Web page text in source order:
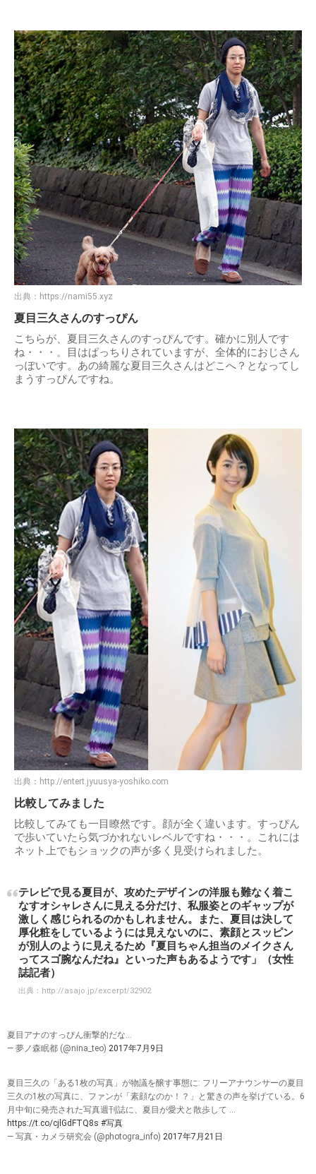
出典： https://nami55.xyz
夏目三久さんのすっぴん
こちらが、夏目三久さんのすっぴんです。確かに別人です
ね・・・。目はぱっちりされていますが、全体的におじさん
っぽいです。あの綺麗な夏目三久さんはどこへ？となってし
まうすっぴんですね。
出典： http://entert.jyuusya-yoshiko.com
比較してみました
比較してみても一目瞭然です。顔が全く違います。すっぴん
で歩いていたら気づかれないレベルですね・・・。これには
ネット上でもショックの声が多く見受けられました。
テレビで見る夏目が、攻めたデザインの洋服も難なく着こ
なすオシャレさんに見える分だけ、私服姿とのギャップが
激しく感じられるのかもしれません。また、夏目は決して
厚化粧をしているようには見えないのに、素顔とスッピン
が別人のように見えるため『夏目ちゃん担当のメイクさん
ってスゴ腕なんだね』といった声もあるようです」（女性
誌記者）
出典： http://asajo.jp/excerpt/32902
夏目アナのすっぴん衝撃的だな…
— 夢ノ森眠都 (@nina_teo) 2017年7月9日
夏目三久の「ある1枚の写真」が物議を醸す事態に: フリーアナウンサーの夏目
三久の1枚の写真に、ファンが「素顔なのか！？」と驚きの声を挙げている。6
月中旬に発売された写真週刊誌に、夏目が愛犬と散歩して ...
https://t.co/cjlGdFTQ8s #写真
— 写真・カメラ研究会 (@photogra_info) 2017年7月21日